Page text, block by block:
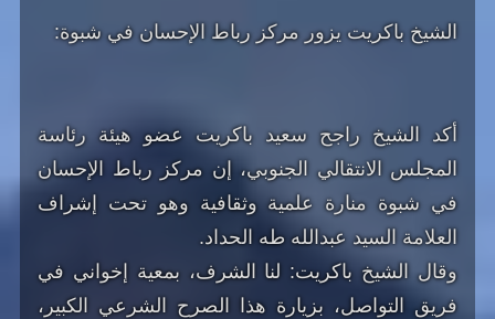
الشيخ باكريت يزور مركز رباط الإحسان في شبوة:
أكد الشيخ راجح سعيد باكريت عضو هيئة رئاسة
المجلس الانتقالي الجنوبي، إن مركز رباط الإحسان
في شبوة منارة علمية وثقافية وهو تحت إشراف
العلامة السيد عبدالله طه الحداد.
وقال الشيخ باكريت: لنا الشرف، بمعية إخواني في
فريق التواصل، بزيارة هذا الصرح الشرعي الكبير،